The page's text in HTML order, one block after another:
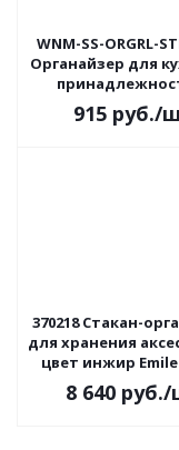
WNM-SS-ORGRL-
Органайзер для
столовых приборов
10*11*12см
915 руб./
370218 Стакан-
для хранения
цвет инжир
8 640руб./